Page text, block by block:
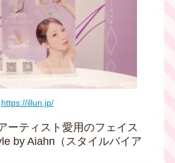
https://illun.jp/
ーティスト愛用のフェイス
by Aiahn（スタイルバイア